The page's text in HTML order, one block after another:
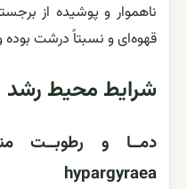
ناهموار و پوشیده از
قهوه‌ای و نسبتاً درشت
شرایط محیط رشد
hypargyraea